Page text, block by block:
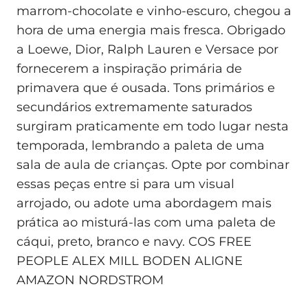
marrom-chocolate e vinho-escuro, chegou a
hora de uma energia mais fresca. Obrigado
a Loewe, Dior, Ralph Lauren e Versace por
fornecerem a inspiração primária de
primavera que é ousada. Tons primários e
secundários extremamente saturados
surgiram praticamente em todo lugar nesta
temporada, lembrando a paleta de uma
sala de aula de crianças. Opte por combinar
essas peças entre si para um visual
arrojado, ou adote uma abordagem mais
prática ao misturá-las com uma paleta de
cáqui, preto, branco e navy. COS FREE
PEOPLE ALEX MILL BODEN ALIGNE
AMAZON NORDSTROM